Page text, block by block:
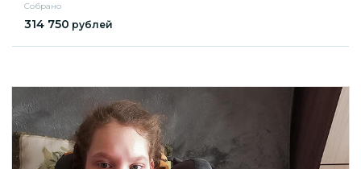
Собрано
314 750 рублей